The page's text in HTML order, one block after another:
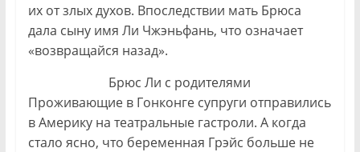
их от злых духов. Впоследствии мать Брюса
дала сыну имя Ли Чжэньфань, что означает
«возвращайся назад».
Брюс Ли с родителями
Проживающие в Гонконге супруги отправились
в Америку на театральные гастроли. А когда
стало ясно, что беременная Грэйс больше не